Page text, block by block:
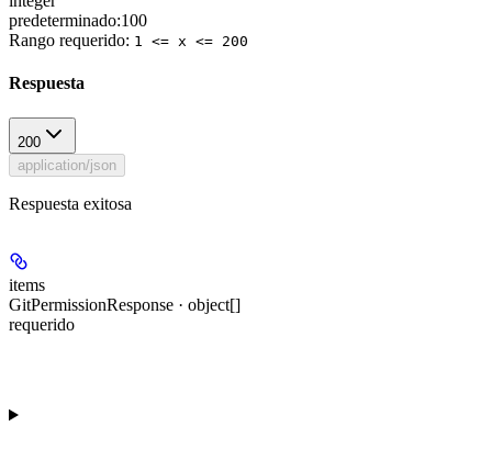
predeterminado:100
Rango requerido: 1 <= x <= 200
Respuesta
200
application/json
Respuesta exitosa
items
GitPermissionResponse · object[]
requerido